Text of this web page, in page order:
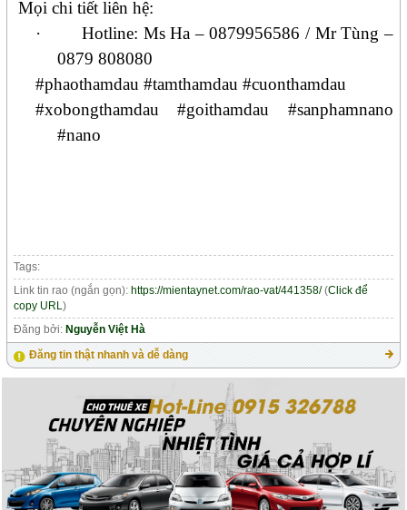
Mọi chi tiết liên hệ:
· Hotline: MsHa – 0879956586 / Mr Tùng –
0879 808080
#phaothamdau #tamthamdau #cuonthamdau
#xobongthamdau #goithamdau #sanphamnano
#nano
Tags:
Link tin rao (ngắn gọn): https://mientaynet.com/rao-vat/441358/(Click để
copy URL)
Đăng bởi: Nguyễn Việt Hà
Đăng tin thật nhanh và dễ dàng